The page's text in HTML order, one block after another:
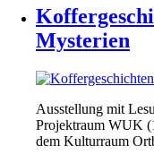
Mysterien
Ausstellung mit
Projektraum WUK
dem Kulturraum